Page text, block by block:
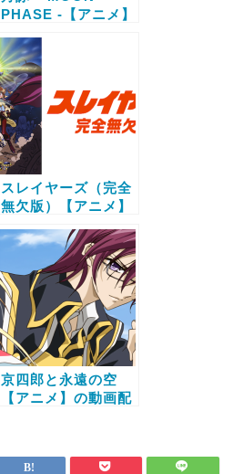
PHASE -【アニメ】
比較と無料で全話視
聴する方法
スレイヤーズ（完全
無欠版）【アニメ】
比較と無料で全話視
聴する方法
京四郎と永遠の空
【アニメ】の動画配